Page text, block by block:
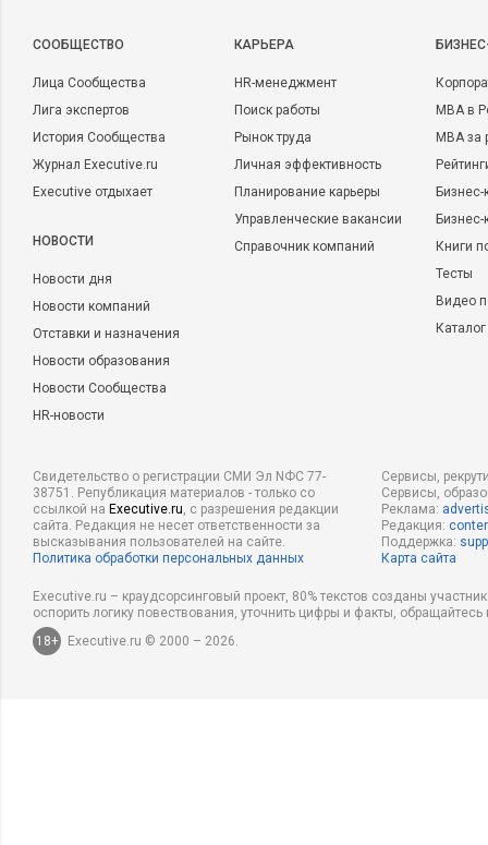
CООБЩЕСТВО
Лица Сообщества
Лига экспертов
История Сообщества
Журнал Executive.ru
Executive отдыхает
НОВОСТИ
Новости дня
Новости компаний
Отставки и назначения
Новости образования
Новости Сообщества
HR-новости
КАРЬЕРА
HR-менеджмент
Поиск работы
Рынок труда
Личная эффективность
Планирование карьеры
Управленческие вакансии
Справочник компаний
MBA в
MBA
Бизнес-
Книги
Тесты
Видео
Свидетельство о регистрации СМИ Эл NФС 77-
38751. Републикация материалов - только со
ссылкой на Executive.ru, с разрешения редакции
сайта. Редакция не несет ответственности за
высказывания пользователей на сайте.
Политика обработки персональных данных
Сервисы,
Сервисы,
Реклама:
Редакция:
Поддержка:
Карта сайта
Executive.ru – краудсорсинговый проект, 80% текстов созданы
оспорить логику повествования, уточнить цифры и факты,
18+
Executive.ru © 2000 – 2026.